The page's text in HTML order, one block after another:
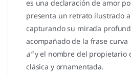
es una declaración de amor
presenta un retrato ilustrado
capturando su mirada
acompañado de la frase curva
a”y el nombre del propietario
clásica y ornamentada.